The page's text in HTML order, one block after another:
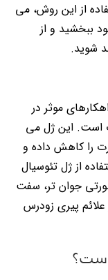
از این روش، می
ببخشید و از
شوید.
موثر در
است. این ژل می
را کاهش داده و
از ژل تئوسیال
جوان تر، سفت
علائم پیری زودرس
است؟